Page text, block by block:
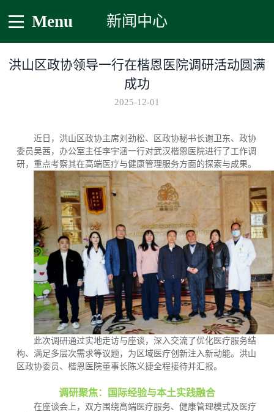
新闻中心
Menu
洪山区政协领导一行在楷恩医院调研活动圆满
成功
2025-12-01
近日，洪山区政协主席刘劲松、区政协秘书长谢卫东、政协
委员吴茜，办公室主任李宇涵一行对武汉楷恩医院进行了工作调
研，重点考察其在高端医疗与健康管理服务方面的探索与成果。
此次调研通过实地走访与座谈，深入交流了优化医疗服务结
构、满足多层次需求等议题，为区域医疗创新注入新动能。洪山
区政协委员、楷恩医院董事长陈义捷全程接待并汇报。
调研聚焦：国际经验与本土实践融合
在座谈会上，双方围绕高端医疗服务、健康管理模式及医疗